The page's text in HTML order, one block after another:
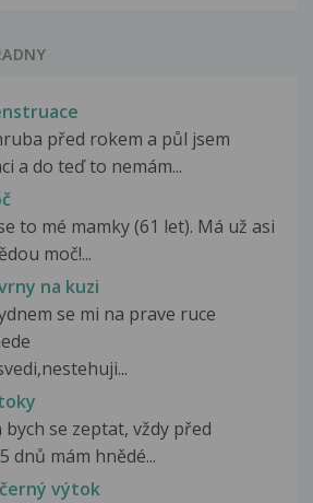
před rokem a půl jsem
a do teď to nemám...
to mé mamky (61 let). Má už asi
moč!...
na kuzi
se mi na prave ruce
se zeptat, vždy před
dnů mám hnědé...
výtok